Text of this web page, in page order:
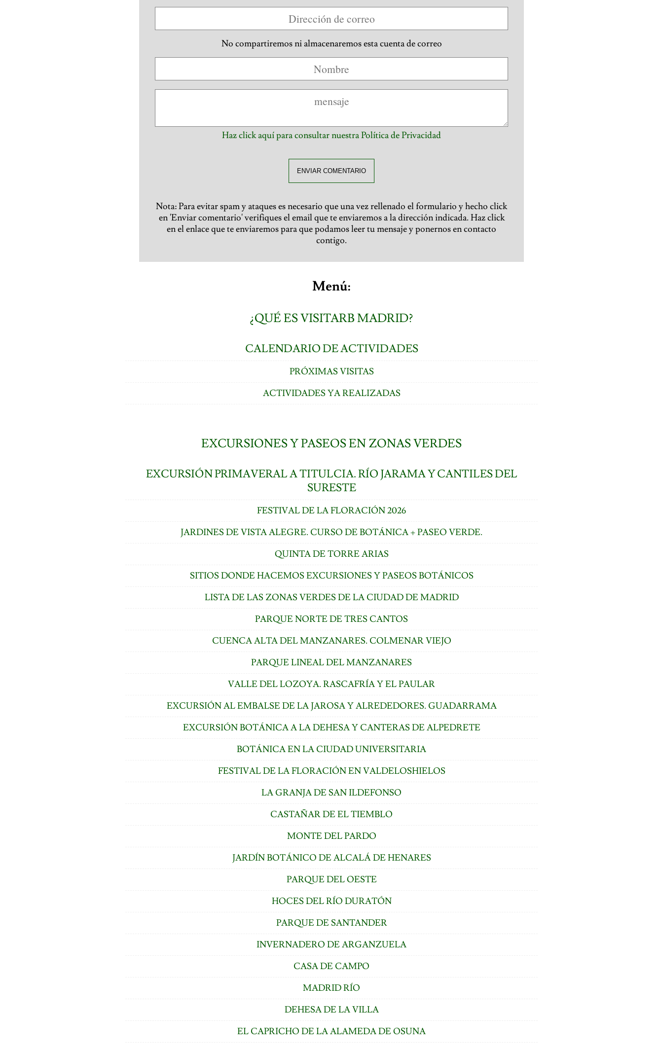
No compartiremos ni almacenaremos esta cuenta de correo
Haz click aquí para consultar nuestra Política de Privacidad
ENVIAR COMENTARIO
Nota: Para evitar spam y ataques es necesario que una vez rellenado el formulario y hecho click
en 'Enviar comentario' verifiques el email que te enviaremos a la dirección indicada. Haz click
en el enlace que te enviaremos para que podamos leer tu mensaje y ponernos en contacto
contigo.
Menú:
¿QUÉ ES VISITARB MADRID?
CALENDARIO DE ACTIVIDADES
PRÓXIMAS VISITAS
ACTIVIDADES YA REALIZADAS
EXCURSIONES Y PASEOS EN ZONAS VERDES
EXCURSIÓN PRIMAVERAL A TITULCIA. RÍO JARAMA Y CANTILES DEL
SURESTE
FESTIVAL DE LA FLORACIÓN 2026
JARDINES DE VISTA ALEGRE. CURSO DE BOTÁNICA + PASEO VERDE.
QUINTA DE TORRE ARIAS
SITIOS DONDE HACEMOS EXCURSIONES Y PASEOS BOTÁNICOS
LISTA DE LAS ZONAS VERDES DE LA CIUDAD DE MADRID
PARQUE NORTE DE TRES CANTOS
CUENCA ALTA DEL MANZANARES. COLMENAR VIEJO
PARQUE LINEAL DEL MANZANARES
VALLE DEL LOZOYA. RASCAFRÍA Y EL PAULAR
EXCURSIÓN AL EMBALSE DE LA JAROSA Y ALREDEDORES. GUADARRAMA
EXCURSIÓN BOTÁNICA A LA DEHESA Y CANTERAS DE ALPEDRETE
BOTÁNICA EN LA CIUDAD UNIVERSITARIA
FESTIVAL DE LA FLORACIÓN EN VALDELOSHIELOS
LA GRANJA DE SAN ILDEFONSO
CASTAÑAR DE EL TIEMBLO
MONTE DEL PARDO
JARDÍN BOTÁNICO DE ALCALÁ DE HENARES
PARQUE DEL OESTE
HOCES DEL RÍO DURATÓN
PARQUE DE SANTANDER
INVERNADERO DE ARGANZUELA
CASA DE CAMPO
MADRID RÍO
DEHESA DE LA VILLA
EL CAPRICHO DE LA ALAMEDA DE OSUNA